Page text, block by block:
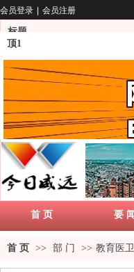
标题
顶1
会员登录 会员注册
首 页 要 闻
首 页 >> 部 门 >> 教育医卫